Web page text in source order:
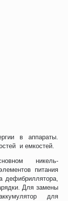
в аппараты.
и емкостей.
никель-
питания
дефибриллятора,
Для замены
для